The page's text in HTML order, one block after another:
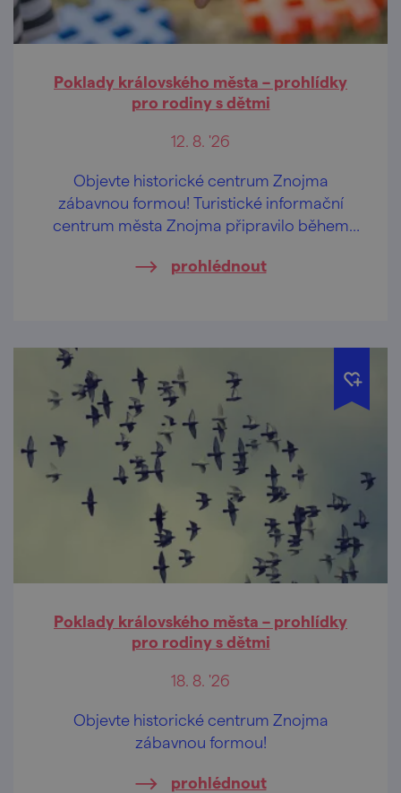
Poklady královského města – prohlídky
pro rodiny s dětmi
12. 8. '26
Objevte historické centrum Znojma
zábavnou formou! Turistické informační
centrum města Znojma připravilo během
prohlídky určené především rodinám s
prohlédnout
Poklady královského města – prohlídky
pro rodiny s dětmi
18. 8. '26
Objevte historické centrum Znojma
zábavnou formou!
prohlédnout